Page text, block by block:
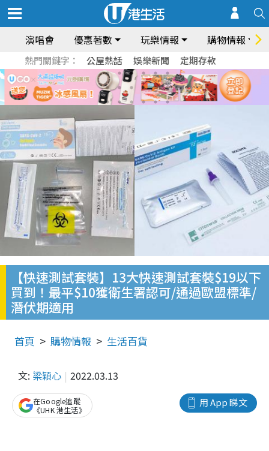
演唱會 優惠著數 玩樂情報 購物情報
熱門關鍵字： 公屋熱話 娛樂新聞 定期存款
【快速測試套裝】13大快速測試套裝$19以下
買到！最平$10獲衛生署認可/通過歐盟標準/
潛伏期適用
首頁 購物情報 生活百貨
文: 梁穎心 2022.03.13
用 App 睇文
在Google追蹤
《UHK 港生活》